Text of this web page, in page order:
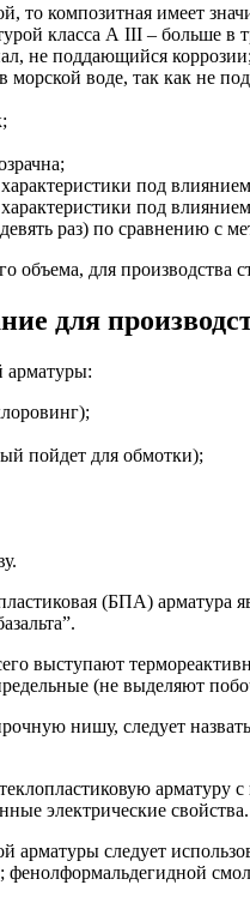
то композитная имеет
класса А ІІІ – больше в
не поддающийся коррозии;
воде, так как не
под
под
раз) по сравнению с
объема, для
для
арматуры:
пойдет для обмотки);
(БПА)
выступают
(не выделяют
нишу, следует
арматуру
электрические свойства.
арматуры следует